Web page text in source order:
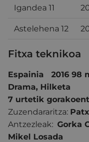
Igandea 11
Astelehena 12
Fitxa teknikoa
Espainia 2016 98
Drama, Hilketa
7 urtetik
Zuzendararitza:
Antzezleak: Gorka
Mikel Losada